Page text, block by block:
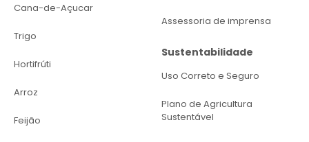
Cana-de-Açucar
Trigo
Hortifrúti
Arroz
Feijão
Assessoria de imprensa
Sustentabilidade
Uso Correto e Seguro
Plano de Agricultura
Sustentável